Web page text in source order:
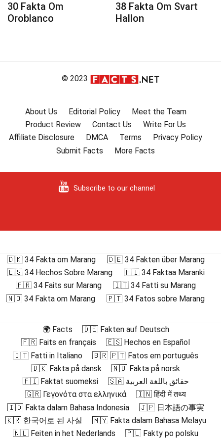
30 Fakta Om
Oroblanco
38 Fakta Om Svart
Hallon
© 2023
About Us Editorial Policy
Meet the Team
Product Review
Contact Us
Write For Us
Affiliate Disclosure
DMCA Terms
Privacy Policy
Submit Facts
More Facts
Subscribe to our channel
🇩🇰 34 Fakta om Marang
🇩🇪 34 Fakten über Marang
🇪🇸 34 Hechos Sobre Marang
🇫🇮 34 Faktaa Maranki
🇫🇷 34 Faits sur Marang
🇮🇹 34 Fatti su Marang
🇳🇴 34 Fakta om Marang
🇵🇹 34 Fatos sobre Marang
🌍 Facts
🇩🇪 Fakten auf Deutsch
🇫🇷 Faits en français
🇪🇸 Hechos en Español
🇮🇹 Fatti in Italiano
🇧🇷 🇵🇹 Fatos em português
🇩🇰 Fakta på dansk
🇳🇴 Fakta på norsk
🇫🇮 Faktat suomeksi
🇸🇦 حقائق باللغة العربية
🇬🇷 Γεγονότα στα ελληνικά
🇮🇳 हिंदी में तथ्य
🇮🇩 Fakta dalam Bahasa Indonesia
🇯🇵 日本語の事実
🇰🇷 한국어로 된 사실
🇲🇾 Fakta dalam Bahasa Melayu
🇳🇱 Feiten in het Nederlands
🇵🇱 Fakty po polsku